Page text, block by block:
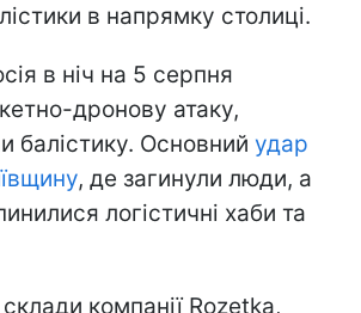
в напрямку столиці.
в ніч на 5 серпня
дронову атаку,
балістику. Основний удар
, де загинули люди, а
логістичні хаби та
компанії Rozetka,